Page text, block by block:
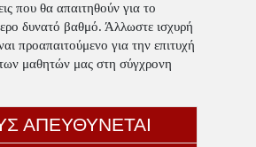
που θα απαιτηθούν για το
δυνατό βαθμό. Άλλωστε ισχυρή
προαπαιτούμενο για την επιτυχή
μαθητών μας στη σύγχρονη
ΑΠΕΥΘΥΝΕΤΑΙ